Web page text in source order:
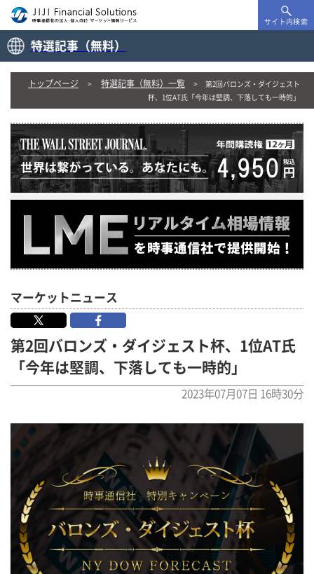
サイト内検索
特選記事（無料）
トップページ 特選記事（無料）一覧
第2回バロンズ・ダイジェスト
杯、1位AT氏「今年は堅調、下落しても一時的」
マーケットニュース
第2回バロンズ・ダイジェスト杯、1位AT氏
「今年は堅調、下落しても一時的」
2023年07月07日 16時30分